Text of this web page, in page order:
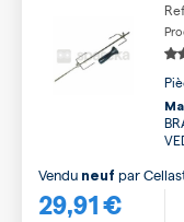
29,91 €
Vendu neuf par